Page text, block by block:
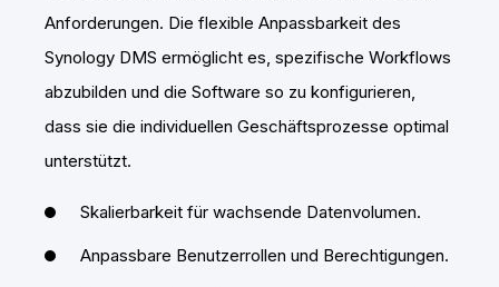
Anforderungen. Die flexible Anpassbarkeit des
Synology DMS ermöglicht es, spezifische Workflows
abzubilden und die Software so zu konfigurieren,
dass sie die individuellen Geschäftsprozesse optimal
unterstützt.
Skalierbarkeit für wachsende Datenvolumen.
Anpassbare Benutzerrollen und Berechtigungen.